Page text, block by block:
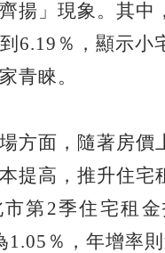
揚」現象。其中
6.19％，顯示小
青睞。
方面，隨著房價
提高，推升住宅
第2季住宅租金
1.05％，年增率則